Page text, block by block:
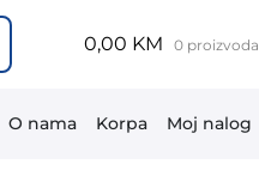
0,00 KM 0 proizvoda
O nama Korpa Moj nalog